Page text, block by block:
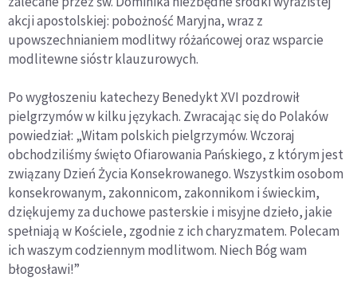
akcji apostolskiej: pobożność Maryjna, wraz z
upowszechnianiem modlitwy różańcowej oraz wsparcie
modlitewne sióstr klauzurowych.
Po wygłoszeniu katechezy Benedykt XVI pozdrowił
pielgrzymów w kilku językach. Zwracając się do Polaków
powiedział: „Witam polskich pielgrzymów. Wczoraj
obchodziliśmy święto Ofiarowania Pańskiego, z którym jest
związany Dzień Życia Konsekrowanego. Wszystkim osobom
konsekrowanym, zakonnicom, zakonnikom i świeckim,
dziękujemy za duchowe pasterskie i misyjne dzieło, jakie
spełniają w Kościele, zgodnie z ich charyzmatem. Polecam
ich waszym codziennym modlitwom. Niech Bóg wam
błogosławi!”